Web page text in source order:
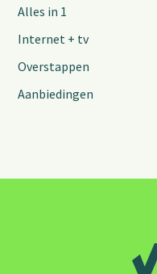
Alles in 1
Internet + tv
Overstappen
Aanbiedingen